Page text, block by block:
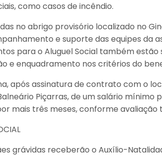
como casos de incêndio.
no abrigo provisório localizado no
e suporte das equipes da
para o Aluguel Social também
e enquadramento nos critérios do
após assinatura de contrato com o
Piçarras, de um salário mínimo
mais três meses, conforme avaliação
grávidas receberão o Auxílio-